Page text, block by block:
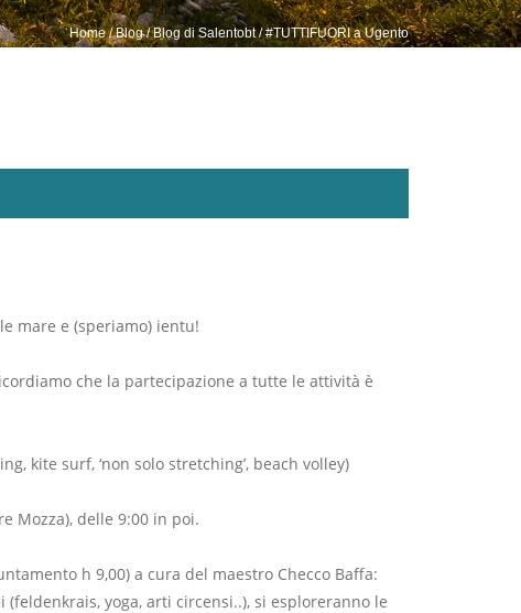
Home/Blog/Blog di Salentobt/ #TUTTIFUORI a Ugento
mare e (speriamo) ientu!
che la partecipazione a tutte le attività è
kite surf, ‘non solo stretching’, beach volley)
Mozza), delle 9:00 in poi.
h 9,00) a cura del maestro Checco Baffa:
yoga, arti circensi..), si esploreranno le